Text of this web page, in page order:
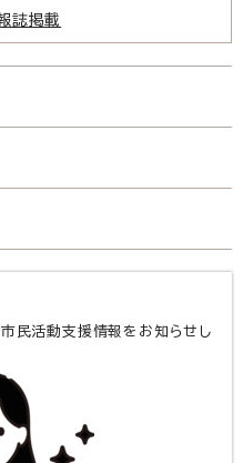
誌掲載
民活動支援情報をお知らせし